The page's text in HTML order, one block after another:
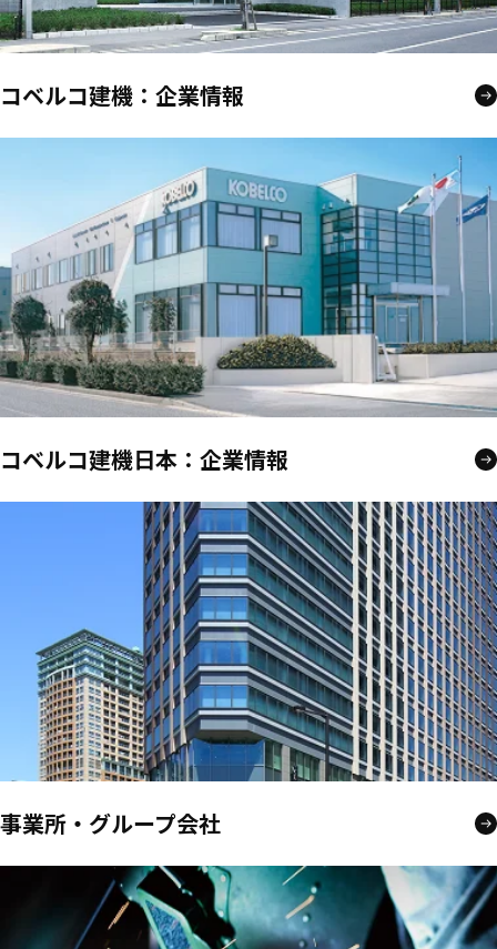
コベルコ建機：企業情報
コベルコ建機日本：企業情報
事業所・グループ会社